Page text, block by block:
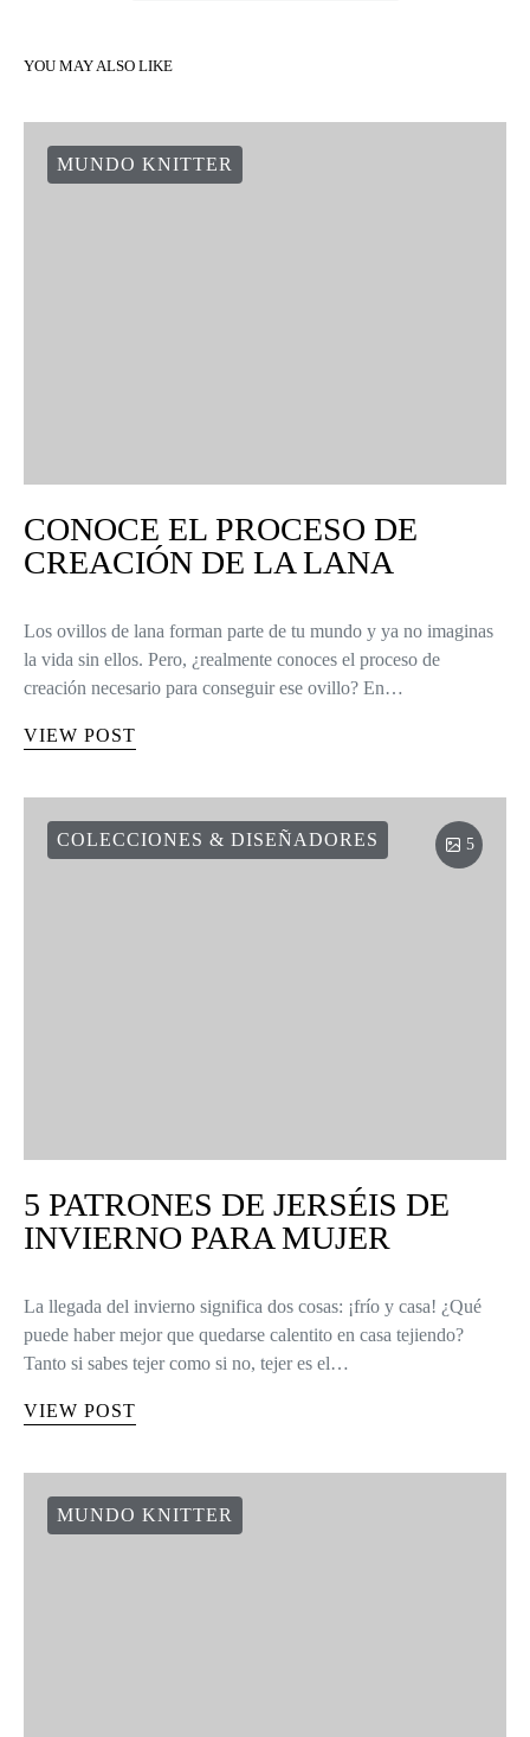
YOU MAY ALSO LIKE
MUNDO KNITTER
CONOCE EL PROCESO DE
CREACIÓN DE LA LANA
Los ovillos de lana forman parte de tu mundo y ya no imaginas
la vida sin ellos. Pero, ¿realmente conoces el proceso de
creación necesario para conseguir ese ovillo? En…
VIEW POST
COLECCIONES & DISEÑADORES 5
5 PATRONES DE JERSÉIS DE
INVIERNO PARA MUJER
La llegada del invierno significa dos cosas: ¡frío y casa! ¿Qué
puede haber mejor que quedarse calentito en casa tejiendo?
Tanto si sabes tejer como si no, tejer es el…
VIEW POST
MUNDO KNITTER